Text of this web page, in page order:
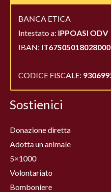
BANCA ETICA
Intestato a: IPPOASI ODV
IBAN:
CODICE FISCALE:
Sostienici
Donazione diretta
Adotta un animale
5×1000
Volontariato
Bomboniere